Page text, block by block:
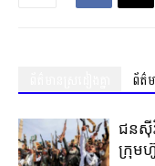
ព័ត៌
ជនស៊ី
ក្រុម